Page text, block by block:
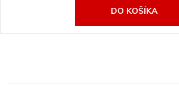
DO KOŠÍKA